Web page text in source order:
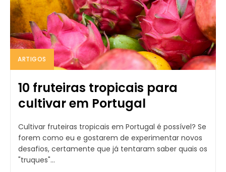
ARTIGOS
10 fruteiras tropicais para
cultivar em Portugal
Cultivar fruteiras tropicais em Portugal é possível? Se
forem como eu e gostarem de experimentar novos
desafios, certamente que já tentaram saber quais os
"truques"...